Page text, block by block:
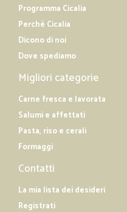
Programma Cicalia
Perché Cicalia
Dicono di noi
Dove spediamo
Migliori categorie
Carne fresca e lavorata
Salumi e affettati
Pasta, riso e cerali
Formaggi
Contatti
La mia lista dei desideri
Registrati